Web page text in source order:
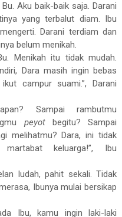
Aku baik-baik saja. Darani
yang terbalut diam. Ibu
Darani terdiam dan
belum menikah.
Menikah itu tidak mudah.
Dara masih ingin bebas
campur suami.”, Darani
Sampai rambutmu
peyotbegitu? Sampai
melihatmu? Dara, ini tidak
keluarga!”, Ibu
ludah, pahit sekali. Tidak
Ibunya mulai bersikap
Ibu, kamu ingin laki-laki